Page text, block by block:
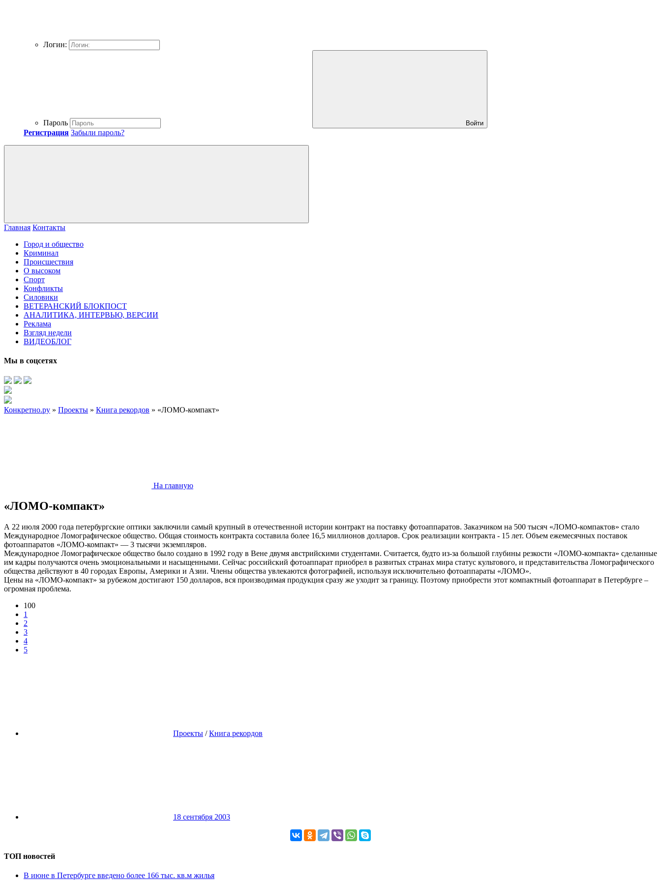
Логин:
Пароль Войти
Регистрация Забыли пароль?
Главная Контакты
Город и общество
Криминал
Происшествия
О высоком
Спорт
Конфликты
Силовики
ВЕТЕРАНСКИЙ БЛОКПОСТ
АНАЛИТИКА, ИНТЕРВЬЮ, ВЕРСИИ
Реклама
Взгляд недели
ВИДЕОБЛОГ
Мы в соцсетях
Конкретно.ру » Проекты » Книга рекордов » «ЛОМО-компакт»
На главную
«ЛОМО-компакт»
А 22 июля 2000 года петербургские оптики заключили самый крупный в отечественной истории контракт на поставку фотоаппаратов. Заказчиком на 500 тысяч «ЛОМО-компактов» стало
Международное Ломографическое общество. Общая стоимость контракта составила более 16,5 миллионов долларов. Срок реализации контракта - 15 лет. Объем ежемесячных поставок
фотоаппаратов «ЛОМО-компакт» — 3 тысячи экземпляров.
Международное Ломографическое общество было создано в 1992 году в Вене двумя австрийскими студентами. Считается, будто из-за большой глубины резкости «ЛОМО-компакта» сделанные
им кадры получаются очень эмоциональными и насыщенными. Сейчас российский фотоаппарат приобрел в развитых странах мира статус культового, и представительства Ломографического
общества действуют в 40 городах Европы, Америки и Азии. Члены общества увлекаются фотографией, используя исключительно фотоаппараты «ЛОМО».
Цены на «ЛОМО-компакт» за рубежом достигают 150 долларов, вся производимая продукция сразу же уходит за границу. Поэтому приобрести этот компактный фотоаппарат в Петербурге –
огромная проблема.
100
1
2
3
4
5
Проекты /Книга рекордов
18 сентября 2003
ТОП новостей
В июне в Петербурге введено более 166 тыс. кв.м жилья